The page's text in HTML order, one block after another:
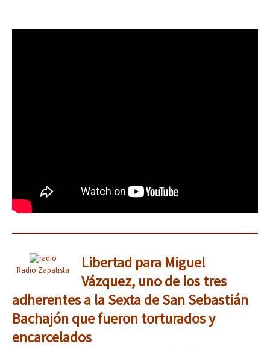
Radio Zapatista
Libertad para Miguel
Vázquez, uno de los tres
adherentes a la Sexta de San Sebastián
Bachajón que fueron torturados y
encarcelados